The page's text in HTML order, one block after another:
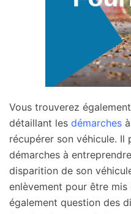
Vous trouverez
détaillant les démarches
récupérer son véhicule. Il
démarches à
disparition de son
enlèvement pour être mis
également question des